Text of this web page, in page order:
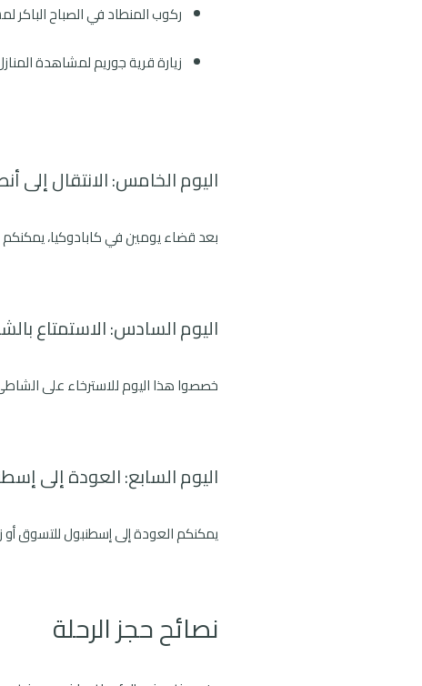
ركوب المنطاد في الصباح
زيارة قرية جوريم لمشاهدة
اليوم الخامس: الانتقال إلى
بعد قضاء يومين في كابادوكيا، يمكنكم
اليوم السادس: الاستمتاع
خصصوا هذا اليوم للاسترخاء على
اليوم السابع: العودة إلى
يمكنكم العودة إلى إسطنبول للتسوق
نصائح حجز الرحلة